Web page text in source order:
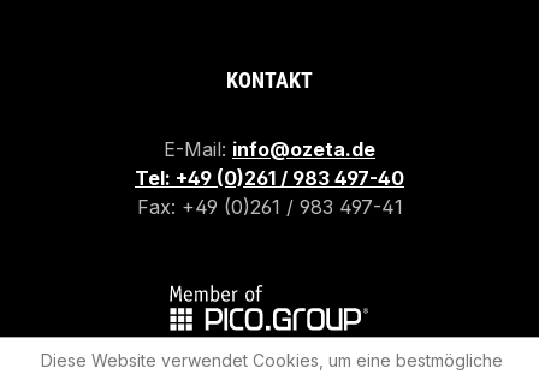
KONTAKT
E-Mail: info@ozeta.de
Tel: +49 (0)261 / 983 497-40
Fax: +49 (0)261 / 983 497-41
Diese Website verwendet Cookies, um eine bestmögliche